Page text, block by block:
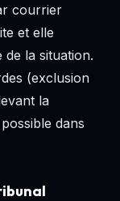
courrier
et elle
la situation.
(exclusion
la
dans